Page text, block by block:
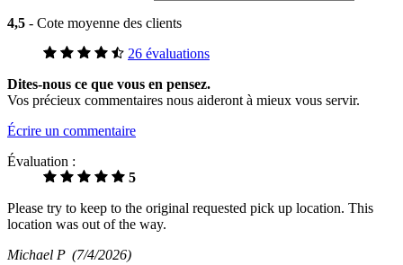
4,5 - Cote moyenne des clients
26 évaluations
Dites-nous ce que vous en pensez.
Vos précieux commentaires nous aideront à mieux vous servir.
Écrire un commentaire
Évaluation :
5
Please try to keep to the original requested pick up location. This
location was out of the way.
Michael P (7/4/2026)